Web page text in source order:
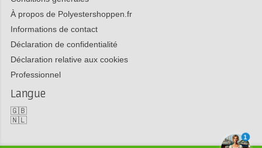
À propos de Polyestershoppen.fr
Informations de contact
Déclaration de confidentialité
Déclaration relative aux cookies
Professionnel
Langue
🇬🇧
🇳🇱
1